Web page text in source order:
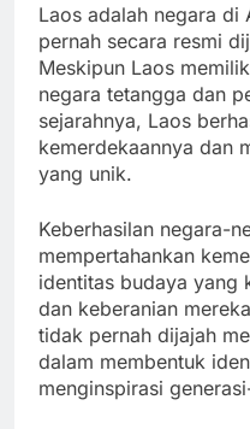
Laos adalah negara di
pernah secara resmi
Meskipun Laos
negara tetangga dan
sejarahnya, Laos
kemerdekaannya dan
yang unik.
Keberhasilan negara-
mempertahankan
identitas budaya yang
dan keberanian
tidak pernah dijajah
dalam membentuk
menginspirasi